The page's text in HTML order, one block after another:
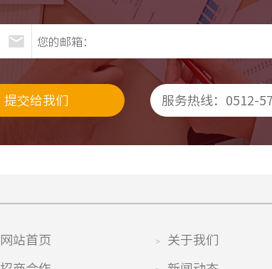
服务热线：0512-
网站首页 > 关于我们